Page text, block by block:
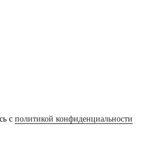
с политикой конфиденциальности